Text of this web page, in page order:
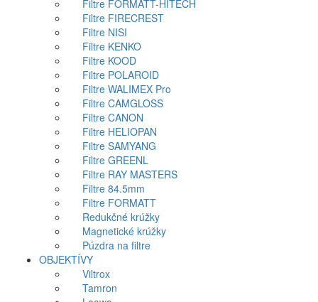
Filtre FORMATT-HITECH
Filtre FIRECREST
Filtre NISI
Filtre KENKO
Filtre KOOD
Filtre POLAROID
Filtre WALIMEX Pro
Filtre CAMGLOSS
Filtre CANON
Filtre HELIOPAN
Filtre SAMYANG
Filtre GREENL
Filtre RAY MASTERS
Filtre 84.5mm
Filtre FORMATT
Redukčné krúžky
Magnetické krúžky
Púzdra na filtre
OBJEKTÍVY
Viltrox
Tamron